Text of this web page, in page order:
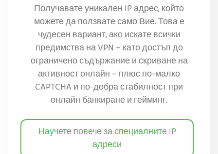
Получавате уникален IP адрес, който
можете да ползвате само Вие. Това е
чудесен вариант, ако искате всички
предимства на VPN – като достъп до
ограничено съдържание и скриване на
активност онлайн – плюс по-малко
CAPTCHA и по-добра стабилност при
онлайн банкиране и гейминг.
Научете повече за специалните IP
адреси